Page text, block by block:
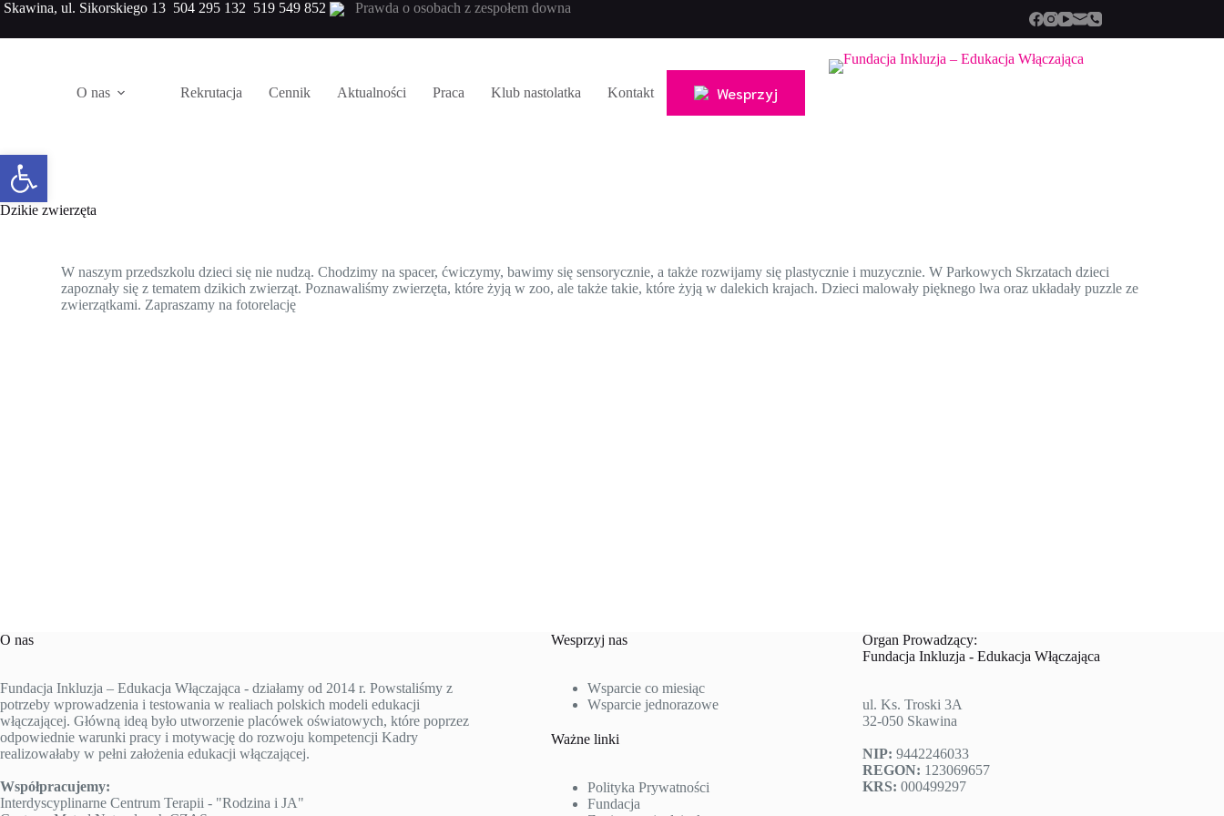
Skawina, ul. Sikorskiego 13 504 295 132 519 549 852 Prawda o osobach z zespołem downa
O nas Rekrutacja Cennik Aktualności Praca Klub nastolatka Kontakt Wesprzyj
Dzikie zwierzęta
W naszym przedszkolu dzieci się nie nudzą. Chodzimy na spacer, ćwiczymy, bawimy się sensorycznie, a także rozwijamy się plastycznie i muzycznie. W Parkowych Skrzatach dzieci
zapoznały się z tematem dzikich zwierząt. Poznawaliśmy zwierzęta, które żyją w zoo, ale także takie, które żyją w dalekich krajach. Dzieci malowały pięknego lwa oraz układały puzzle ze
zwierzątkami. Zapraszamy na fotorelację
O nas
Fundacja Inkluzja – Edukacja Włączająca - działamy od 2014 r. Powstaliśmy z
potrzeby wprowadzenia i testowania w realiach polskich modeli edukacji
włączającej. Główną ideą było utworzenie placówek oświatowych, które poprzez
odpowiednie warunki pracy i motywację do rozwoju kompetencji Kadry
realizowałaby w pełni założenia edukacji włączającej.
Współpracujemy:
Interdyscyplinarne Centrum Terapii - "Rodzina i JA"
Wesprzyj nas
Wsparcie co miesiąc
Wsparcie jednorazowe
Ważne linki
Polityka Prywatności
Fundacja
Organ Prowadzący:
Fundacja Inkluzja - Edukacja Włączająca
ul. Ks. Troski 3A
32-050 Skawina
NIP: 9442246033
REGON: 123069657
KRS: 000499297
Otwórz pasek narzędzi